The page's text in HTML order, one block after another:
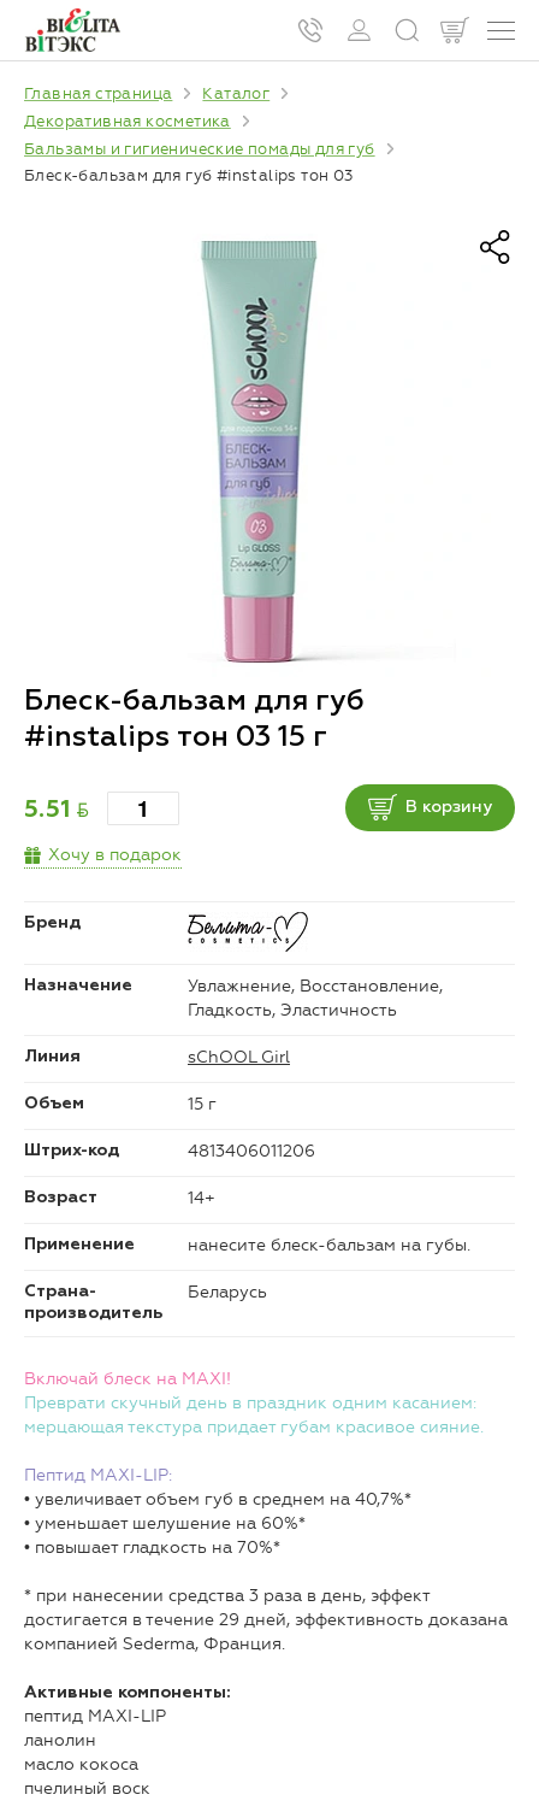
Главная страница
Каталог
Декоративная косметика
Бальзамы и гигиенические помады для губ
Блеск-бальзам для губ #instalips тон 03
Блеск-бальзам для губ
#instalips тон 03 15 г
5.51 BYN В корзину
Хочу в подарок
Бренд
Назначение
Увлажнение, Восстановление,
Гладкость, Эластичность
Линия sChOOL Girl
Объем 15 г
Штрих-код 4813406011206
Возраст 14+
Применение нанесите блеск-бальзам на губы.
Страна-
производитель
Беларусь
Включай блеск на MAXI!
Преврати скучный день в праздник одним касанием:
мерцающая текстура придает губам красивое сияние.
Пептид MAXI-LIP:
• увеличивает объем губ в среднем на 40,7%*
• уменьшает шелушение на 60%*
• повышает гладкость на 70%*
* при нанесении средства 3 раза в день, эффект
достигается в течение 29 дней, эффективность доказана
компанией Sederma, Франция.
Активные компоненты:
пептид MAXI-LIP
ланолин
масло кокоса
пчелиный воск